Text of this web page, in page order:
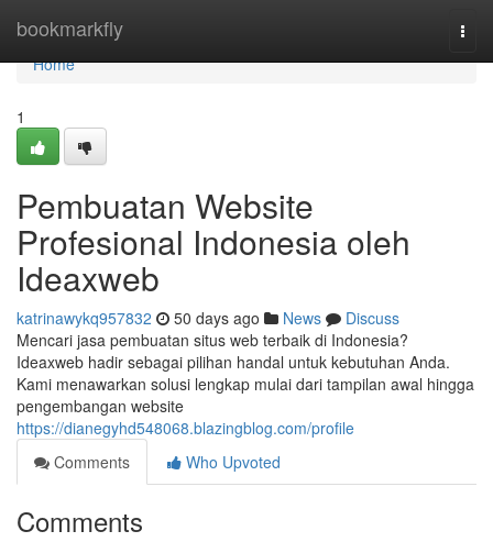
bookmarkfly
Home
Home
1
Pembuatan Website
Profesional Indonesia oleh
Ideaxweb
katrinawykq957832 50 days ago News
Discuss
Mencari jasa pembuatan situs web terbaik di Indonesia?
Ideaxweb hadir sebagai pilihan handal untuk kebutuhan Anda.
Kami menawarkan solusi lengkap mulai dari tampilan awal hingga
pengembangan website
https://dianegyhd548068.blazingblog.com/profile
Comments
Who Upvoted
Comments